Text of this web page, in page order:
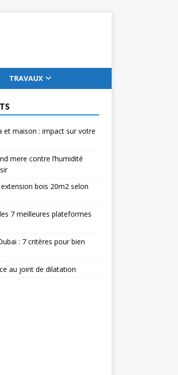
TRAVAUX
et maison : impact sur votre
mere contre l’humidité
bois 20m2 selon
7 meilleures plateformes
: 7 critères pour bien
au joint de dilatation